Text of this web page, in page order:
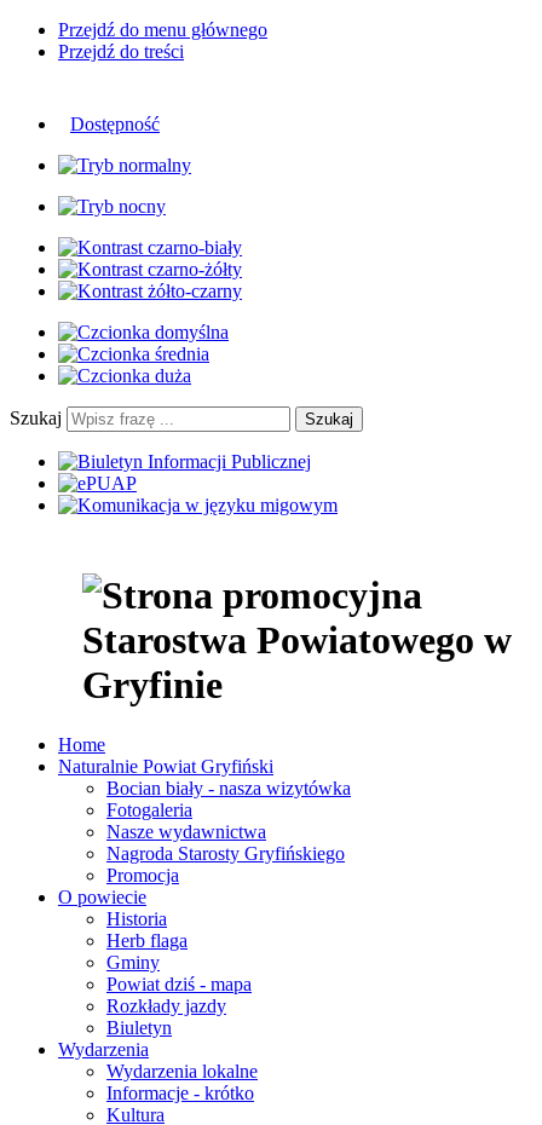
Przejdź do menu głównego
Przejdź do treści
Dostępność
Szukaj Szukaj
Home
Naturalnie Powiat Gryfiński
Bocian biały - nasza wizytówka
Fotogaleria
Nasze wydawnictwa
Nagroda Starosty Gryfińskiego
Promocja
O powiecie
Historia
Herb flaga
Gminy
Powiat dziś - mapa
Rozkłady jazdy
Biuletyn
Wydarzenia
Wydarzenia lokalne
Informacje - krótko
Kultura